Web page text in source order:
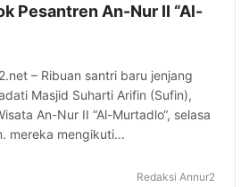
Pesantren An-Nur II “Al-
– Ribuan santri baru jenjang
Masjid Suharti Arifin (Sufin),
An-Nur II “Al-Murtadlo“, selasa
mereka mengikuti...
Redaksi Annur2